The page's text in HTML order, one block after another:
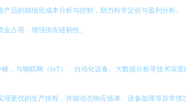
品的精细化成本分析与控制，助力科学定价与盈利分析。
占用，增强供应链韧性。
，与物联网（IoT）、自动化设备、大数据分析等技术深
更优的生产排程，并能动态响应插单、设备故障等异常情